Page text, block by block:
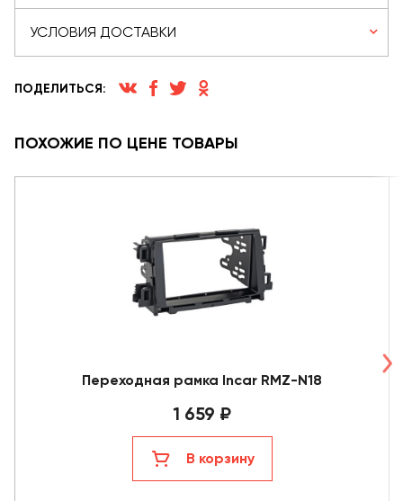
УСЛОВИЯ ДОСТАВКИ
ПОДЕЛИТЬСЯ:
ПОХОЖИЕ ПО ЦЕНЕ ТОВАРЫ
Переходная рамка Incar RMZ-N18
1 659 ₽
В корзину